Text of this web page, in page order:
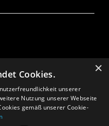
×
Cookies.
unserer
Nutzung unserer Webseite
gemäß unserer Cookie-